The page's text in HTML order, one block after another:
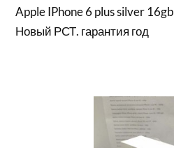
Apple IPhone 6 plus silver 16gb
Новый РСТ. гарантия год